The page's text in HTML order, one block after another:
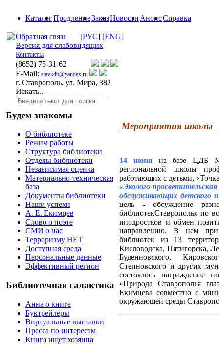
КаталогПродлениеЗаказНовости АнонсСправка
Обратная связь [РУС] [ENG]
Версия для слабовидящих
Контакты
(8652) 75-31-62
E-Mail: stavkdb@yandex.ru
г. Ставрополь, ул. Мира, 382
Искать...
Будем знакомы
О библиотеке
Режим работы
Структура библиотеки
Отделы библиотеки
Независимая оценка
Материально-техническая
база
Документы библиотеки
Наши успехи
А. Е. Екимцев
Слово о поэте
СМИ о нас
Терроризму НЕТ
Доступная среда
Персональные данные
Эффективный регион
Библиотечная галактика
Анна о книге
Буктрейлеры
Виртуальные выставки
Пресса по интересам
Книга ищет хозяина
Мероприятия
14 июняна базе ЦДБ
региональной школы
работающих с детьми,
«Эколого-
обслуживающих детского
цель - обсуждение
библиотекСтаврополья по
иподростков и обмен
направлению. В нем
библиотек из 13
Кисловодска, Пятигорска,
Буденновского,
Степновского и других
состоялось награждение
«Природа Ставрополья
Екимцева совместно с
окружающей среды